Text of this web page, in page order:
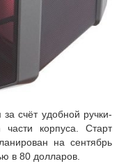
за счёт удобной ручки-
части корпуса. Старт
на сентябрь
в 80 долларов.